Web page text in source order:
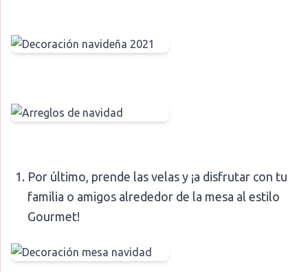
Por último, prende las velas y ¡a disfrutar con tu
familia o amigos alrededor de la mesa al estilo
Gourmet!